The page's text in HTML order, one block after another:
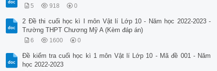
5 918 0
2 Đề thi cuối học kì I môn Vật lí Lớp 10 - Năm học 2022-2023 -
Trường THPT Chương Mỹ A (Kèm đáp án)
6 1600 0
Đề kiểm tra cuối học kì 1 môn Vật lí Lớp 10 - Mã đề 001 - Năm
học 2022-2023